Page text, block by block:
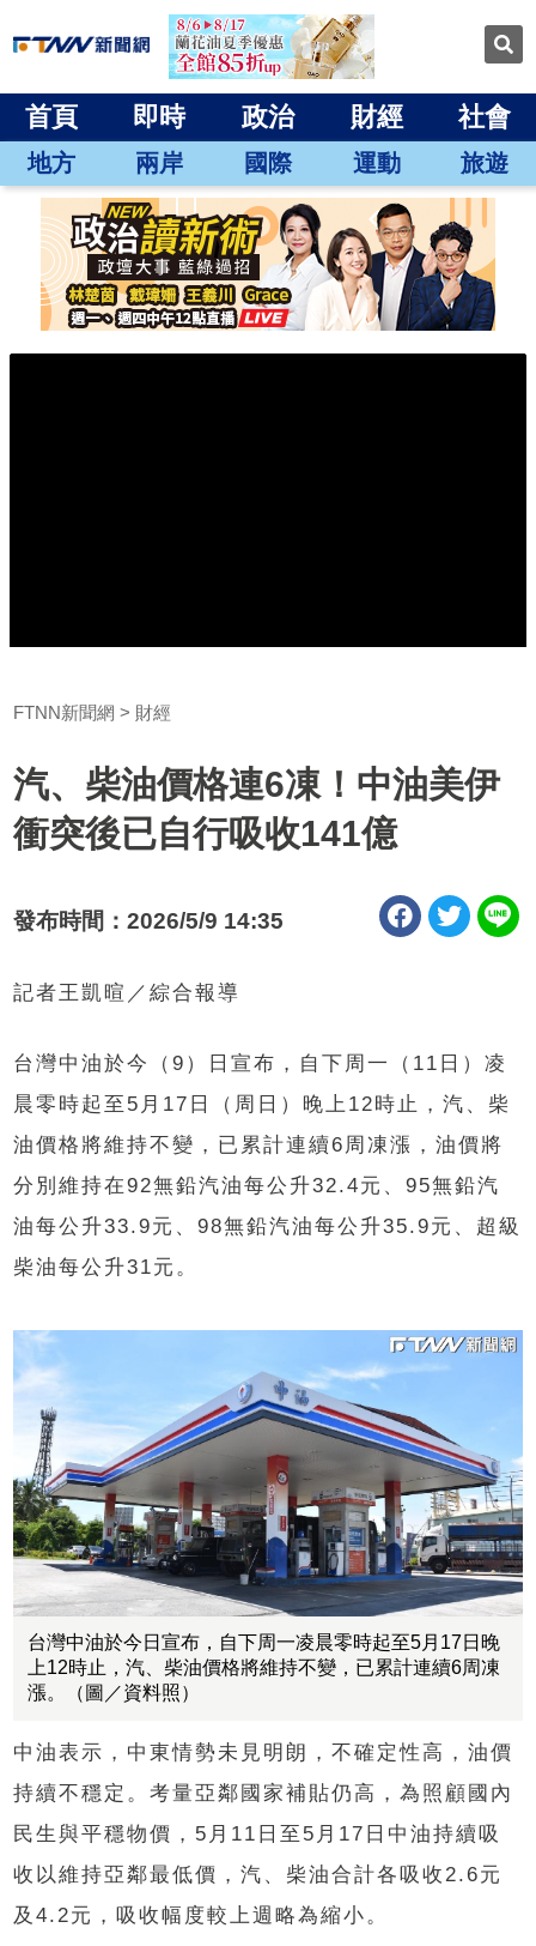
首頁 即時 政治 財經 社會
地方 兩岸 國際 運動 旅遊
FTNN新聞網 財經
汽、柴油價格連6凍！中油美伊
衝突後已自行吸收141億
發布時間：2026/5/9 14:35
記者王凱暄／綜合報導
台灣中油於今（9）日宣布，自下周一（11日）凌
晨零時起至5月17日（周日）晚上12時止，汽、柴
油價格將維持不變，已累計連續6周凍漲，油價將
分別維持在92無鉛汽油每公升32.4元、95無鉛汽
油每公升33.9元、98無鉛汽油每公升35.9元、超級
柴油每公升31元。
台灣中油於今日宣布，自下周一凌晨零時起至5月17日晚
上12時止，汽、柴油價格將維持不變，已累計連續6周凍
漲。（圖／資料照）
中油表示，中東情勢未見明朗，不確定性高，油價
持續不穩定。考量亞鄰國家補貼仍高，為照顧國內
民生與平穩物價，5月11日至5月17日中油持續吸
收以維持亞鄰最低價，汽、柴油合計各吸收2.6元
及4.2元，吸收幅度較上週略為縮小。